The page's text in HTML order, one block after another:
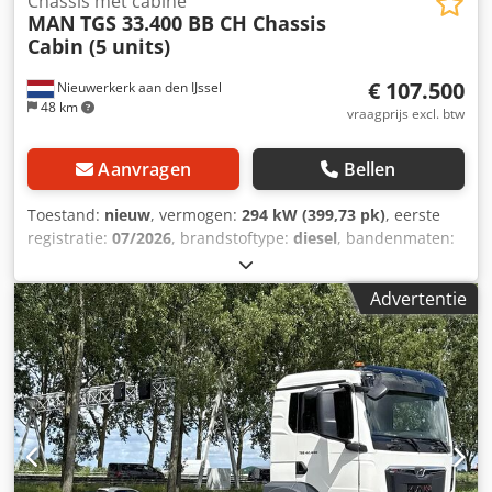
Nieuwerkerk aan den IJssel
48 km
MAN TGS 33.400 BB CH Chassis
Cabin (5 units)
€ 107.500
vraagprijs excl. btw
Aanvragen Bellen
Toestand: nieuw, vermogen: 294 kW (399,73 pk), eerste
registratie: 07/2026, brandstoftype: diesel, bandenmaten:
, asconfiguratie:6x6
brandstof:diesel, brandstoftankcapaciteit:400 l, kleur:wit,
bestuurderscabine:dagcabine, soort overbrenging:
automatisch, emissieklasse:euro2, ophanging:staal,
totale lengte:10.370 mm, totale breedte:2.500 mm, totale
hoogte:3.440 mm, Bouwjaar:2026, Uitrusting:
airconditioning, = Extra opties en accessoires = -
Vierwielaandrijving - Bladvering Dwedpfx Ahezr D U To
Noa - PTO (aftakas) - Zonwering = Meer informatie =
Technische gegevens Aantal cilinders: 6 Motorinhoud:
Advertentie